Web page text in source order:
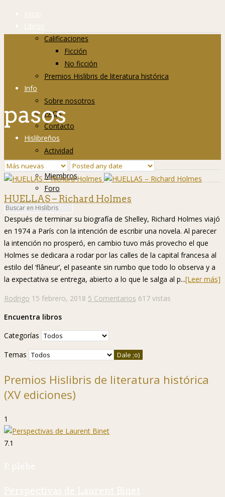
Inicio
Libros
Calificaciones
Ficción
No ficción
Premios Hislibris de literatura histórica
Info
Sobre nosotros
FAQs
Contacto
Hislibreños
Actividad
Grupos
Miembros
Foro
pasos
HUELLAS – Richard Holmes
Después de terminar su biografía de Shelley, Richard Holmes viajó
en 1974 a París con la intención de escribir una novela. Al parecer
la intención no prosperó, en cambio tuvo más provecho el que
Holmes se dedicara a rodar por las calles de la capital francesa al
estilo del ‘flâneur’, el paseante sin rumbo que todo lo observa y a
la expectativa se entrega, abierto a lo que le salga al p...[Leer más]
Rodrigo 15 febrero, 2018 5 Comentarios 617 vistas
Encuentra libros
Categorías
Temas
Premios Hislibris de literatura histórica
(XV ediciones)
1
7.1
P. plebe
Perspectivas de Laurent Binet